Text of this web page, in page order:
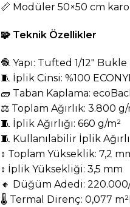
📏 Modüler 50×50 cm
🧩 Teknik Özellikler
🧶 Yapı: Tufted 1/12″ Bukle
🧵 İplik Cinsi: %100
🧱 Taban Kaplama:
⚖️ Toplam Ağırlık: 3.800 g/
🧵 İplik Ağırlığı: 660 g/m²
🧵 Kullanılabilir İplik
↕️ Toplam Yükseklik: 7,2
↕️ İplik Yüksekliği: 3,5 mm
🔸 Düğüm Adedi:
🌡️ Termal Direnç: 0,077